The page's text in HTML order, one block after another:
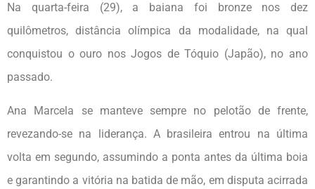
Na quarta-feira (29), a baiana foi bronze nos dez
quilômetros, distância olímpica da modalidade, na qual
conquistou o ouro nos Jogos de Tóquio (Japão), no ano
passado.
Ana Marcela se manteve sempre no pelotão de frente,
revezando-se na liderança. A brasileira entrou na última
volta em segundo, assumindo a ponta antes da última boia
e garantindo a vitória na batida de mão, em disputa acirrada